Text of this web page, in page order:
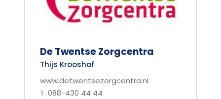
De Twentse Zorgcentra
Thijs Krooshof
www.detwentsezorgcentra.nl
T: 088-430 44 44